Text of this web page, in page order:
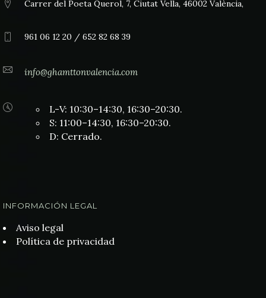
Carrer del Poeta Querol, 7, Ciutat Vella, 46002 València,
961 06 12 20 / 652 82 68 39
info@ghamttonvalencia.com
L-V: 10:30–14:30, 16:30–20:30.
S: 11:00–14:30, 16:30–20:30.
D: Cerrado.
INFORMACIÓN LEGAL
Aviso legal
Política de privacidad